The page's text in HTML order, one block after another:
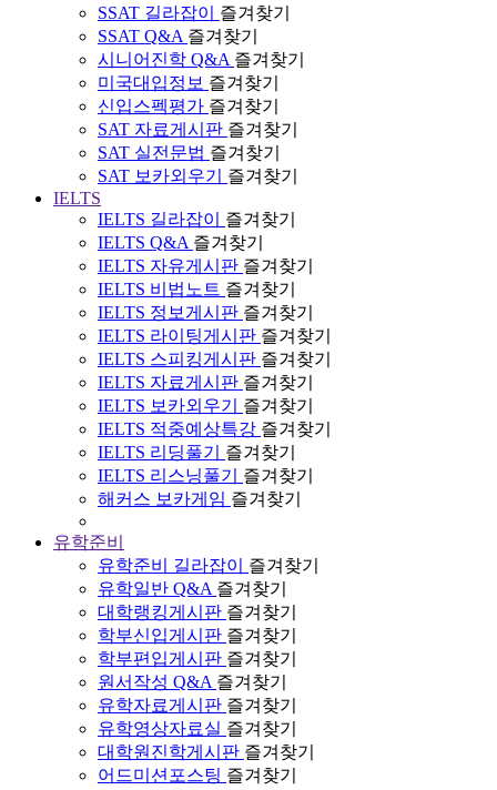
SSAT 길라잡이
즐겨찾기
SSAT Q&A 즐겨찾기
시니어진학 Q&A 즐겨찾기
미국대입정보 즐겨찾기
신입스펙평가 즐겨찾기
SAT 자료게시판 즐겨찾기
SAT 실전문법 즐겨찾기
SAT 보카외우기
즐겨찾기
IELTS
IELTS 길라잡이
즐겨찾기
IELTS Q&A 즐겨찾기
IELTS 자유게시판 즐겨찾기
IELTS 비법노트 즐겨찾기
IELTS 정보게시판 즐겨찾기
IELTS 라이팅게시판 즐겨찾기
IELTS 스피킹게시판 즐겨찾기
IELTS 자료게시판 즐겨찾기
IELTS 보카외우기
즐겨찾기
IELTS 적중예상특강 즐겨찾기
IELTS 리딩풀기
즐겨찾기
IELTS 리스닝풀기
즐겨찾기
해커스 보카게임 즐겨찾기
유학준비
유학준비 길라잡이
즐겨찾기
유학일반 Q&A 즐겨찾기
대학랭킹게시판 즐겨찾기
학부신입게시판 즐겨찾기
학부편입게시판 즐겨찾기
원서작성 Q&A 즐겨찾기
유학자료게시판 즐겨찾기
유학영상자료실 즐겨찾기
대학원진학게시판 즐겨찾기
어드미션포스팅 즐겨찾기